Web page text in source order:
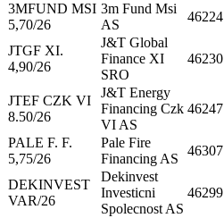
3MFUND MSI
5,70/26
3m Fund Msi
AS
46224
JTGF XI.
4,90/26
J&T Global
Finance XI
SRO
46230
JTEF CZK VI
8.50/26
J&T Energy
Financing Czk
VI AS
46247
PALE F. F.
5,75/26
Pale Fire
Financing AS
46307
DEKINVEST
VAR/26
Dekinvest
Investicni
Spolecnost AS
46299